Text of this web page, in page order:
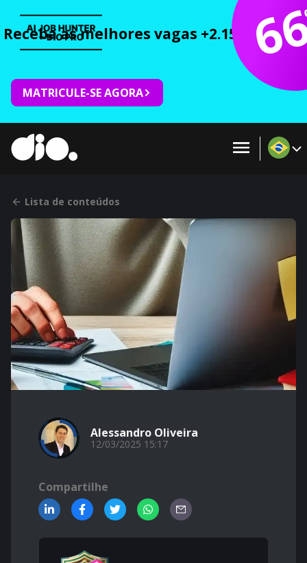
Receba as melhores vagas +2.150 cursos
MATRICULE-SE AGORA
Lista de conteúdos
Alessandro Oliveira
12/03/2025 15:17
Compartilhe